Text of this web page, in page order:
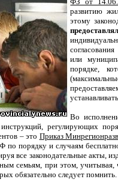
развитию
этому
или
порядке,
Во
регулирующих
– это Приказ
по порядку и случаям
все законодательные акты,
семьям, при этом,
обязательно следует помнить.